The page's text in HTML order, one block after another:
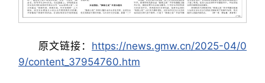
原文链接： https://news.gmw.cn/2025-04/0
9/content_37954760.htm